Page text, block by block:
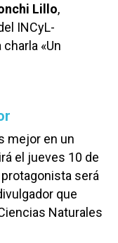
Lillo,
INCyL-
«Un
mejor en un
el jueves 10 de
será
que
Naturales